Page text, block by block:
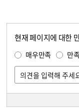
현재 페이지에 대한
매우만족 만